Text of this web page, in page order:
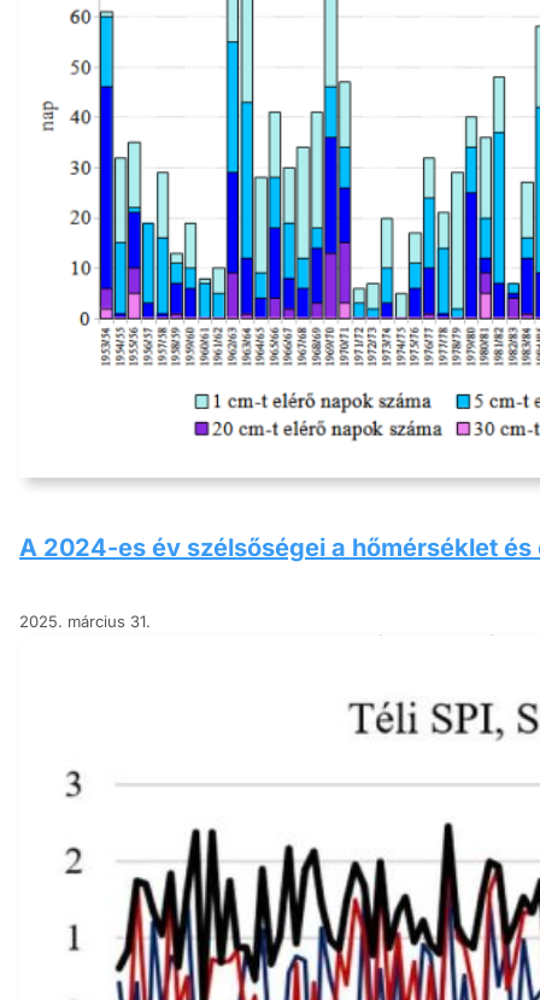
A 2024-es év szélsőségei a hőmérséklet
2025. március 31.
Ahogyan 2024. júliusi
Tovább a tanulmányhoz